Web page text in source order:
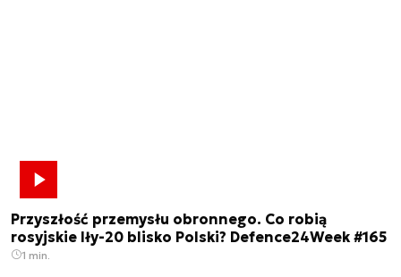
Przyszłość przemysłu obronnego. Co robią
rosyjskie Iły-20 blisko Polski? Defence24Week #165
1 min.